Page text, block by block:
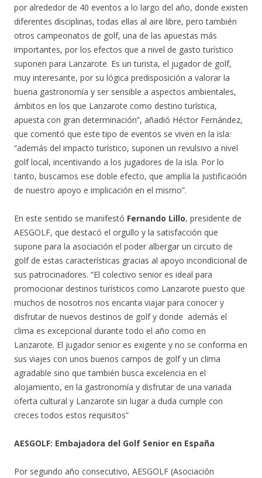
por alrededor de 40 eventos a lo largo del año, donde existen
diferentes disciplinas, todas ellas al aire libre, pero también
otros campeonatos de golf, una de las apuestas más
importantes, por los efectos que a nivel de gasto turístico
suponen para Lanzarote. Es un turista, el jugador de golf,
muy interesante, por su lógica predisposición a valorar la
buena gastronomía y ser sensible a aspectos ambientales,
ámbitos en los que Lanzarote como destino turística,
apuesta con gran determinación”, añadió Héctor Fernández,
que comentó que este tipo de eventos se viven en la isla:
“además del impacto turístico, suponen un revulsivo a nivel
golf local, incentivando a los jugadores de la isla. Por lo
tanto, buscamos ese doble efecto, que amplía la justificación
de nuestro apoyo e implicación en el mismo”.
En este sentido se manifestó Fernando Lillo, presidente de
AESGOLF, que destacó el orgullo y la satisfacción que
supone para la asociación el poder albergar un circuito de
golf de estas características gracias al apoyo incondicional de
sus patrocinadores. “El colectivo senior es ideal para
promocionar destinos turísticos como Lanzarote puesto que
muchos de nosotros nos encanta viajar para conocer y
disfrutar de nuevos destinos de golf y donde además el
clima es excepcional durante todo el año como en
Lanzarote. El jugador senior es exigente y no se conforma en
sus viajes con unos buenos campos de golf y un clima
agradable sino que también busca excelencia en el
alojamiento, en la gastronomía y disfrutar de una variada
oferta cultural y Lanzarote sin lugar a duda cumple con
creces todos estos requisitos”
AESGOLF: Embajadora del Golf Senior en España
Por segundo año consecutivo, AESGOLF (Asociación